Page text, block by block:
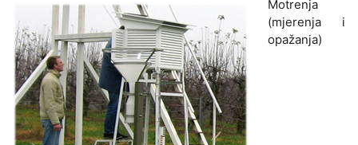
Motrenja
(mjerenja i
opažanja)